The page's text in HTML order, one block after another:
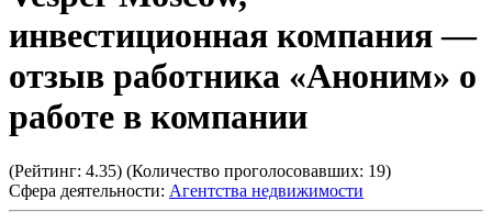
инвестиционная компания—
отзыв работника «Аноним» о
работе в компании
(Рейтинг: 4.35) (Количество проголосовавших: 19)
Сфера деятельности: Агентства недвижимости